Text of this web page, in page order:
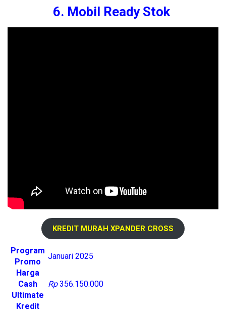
6. Mobil Ready Stok
KREDIT MURAH XPANDER CROSS
Program
Promo
Januari 2025
Harga
Cash
Ultimate
Rp356.150.000
Kredit